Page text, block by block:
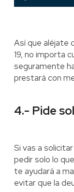
Así que aléjate
19, no importa
seguramente
prestará con
4.- Pide
Si vas a solicitar
pedir solo lo
te ayudará a
evitar que la